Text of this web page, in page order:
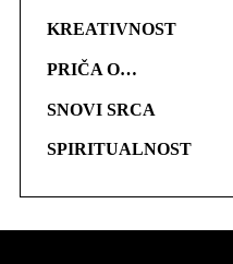
KREATIVNOST
PRIČA O…
SNOVI SRCA
SPIRITUALNOST